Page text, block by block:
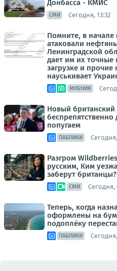
Донбасса - КМИС
СМИ Сегодня, 13:32
Помните, в
атаковали
Ленинградской
дает им их
загрузке и
науськивает
МНЕНИЯ
Новый
беспрепятственно
попугаем
ПАБЛИКИ
Разгром
русским, Ким
заберут британцы?
СМИ Сегодня,
Теперь, когда
оформлены на
подоплёку
ПАБЛИКИ